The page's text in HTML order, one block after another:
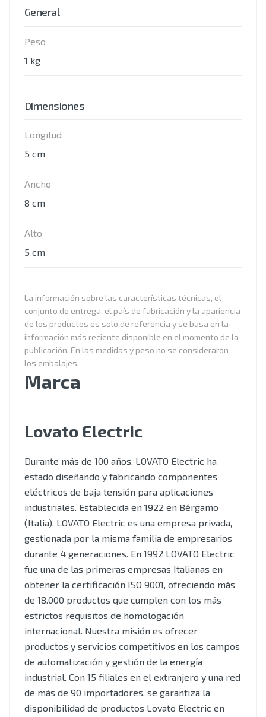
General
Peso
1 kg
Dimensiones
Longitud
5 cm
Ancho
8 cm
Alto
5 cm
La información sobre las características técnicas, el
conjunto de entrega, el país de fabricación y la apariencia
de los productos es solo de referencia y se basa en la
información más reciente disponible en el momento de la
publicación. En las medidas y peso no se consideraron
los embalajes.
Marca
Lovato Electric
Durante más de 100 años, LOVATO Electric ha
estado diseñando y fabricando componentes
eléctricos de baja tensión para aplicaciones
industriales. Establecida en 1922 en Bérgamo
(Italia), LOVATO Electric es una empresa privada,
gestionada por la misma familia de empresarios
durante 4 generaciones. En 1992 LOVATO Electric
fue una de las primeras empresas Italianas en
obtener la certificación ISO 9001, ofreciendo más
de 18.000 productos que cumplen con los más
estrictos requisitos de homologación
internacional. Nuestra misión es ofrecer
productos y servicios competitivos en los campos
de automatización y gestión de la energía
industrial. Con 15 filiales en el extranjero y una red
de más de 90 importadores, se garantiza la
disponibilidad de productos Lovato Electric en